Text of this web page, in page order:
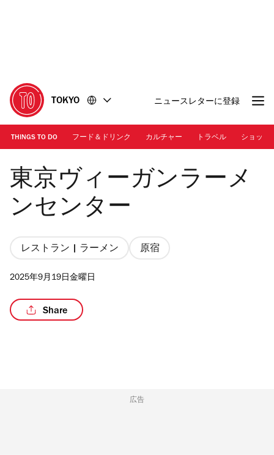
に
移
動
移
動
TOKYO ニュースレターに登録
THINGS TO DO フード＆ドリンク カルチャー トラベル ショッピ
Photo: メンチャック | 「MISO RAMEN（京都白味噌）」
東京ヴィーガンラーメ
ンセンター
レストラン | ラーメン 原宿
2025年9月19日金曜日
Share
広告